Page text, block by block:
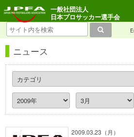
一般社団法人
日本プロサッカー選手会
ニュース
2009.03.23（月）